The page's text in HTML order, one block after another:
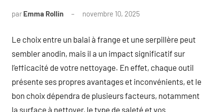
par Emma Rollin novembre 10, 2025
Le choix entre un balai à frange et une serpillère peut
sembler anodin, mais il a un impact significatif sur
l’efficacité de votre nettoyage. En effet, chaque outil
présente ses propres avantages et inconvénients, et le
bon choix dépendra de plusieurs facteurs, notamment
la surface à nettoyer, le type de saleté et vos